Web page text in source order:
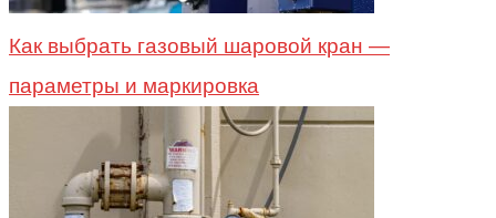
Как выбрать газовый шаровой кран —
параметры и маркировка